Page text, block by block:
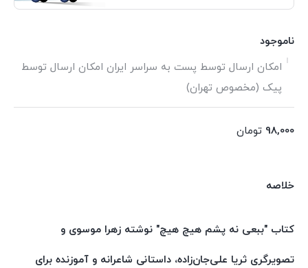
ناموجود
امکان ارسال توسط پست به سراسر ایران امکان ارسال توسط
پیک (مخصوص تهران)
98,000 تومان
خلاصه
کتاب "ببعی نه پشم هیچ هیچ" نوشته زهرا موسوی و
تصویرگری ثریا علی‌جان‌زاده، داستانی شاعرانه و آموزنده برای